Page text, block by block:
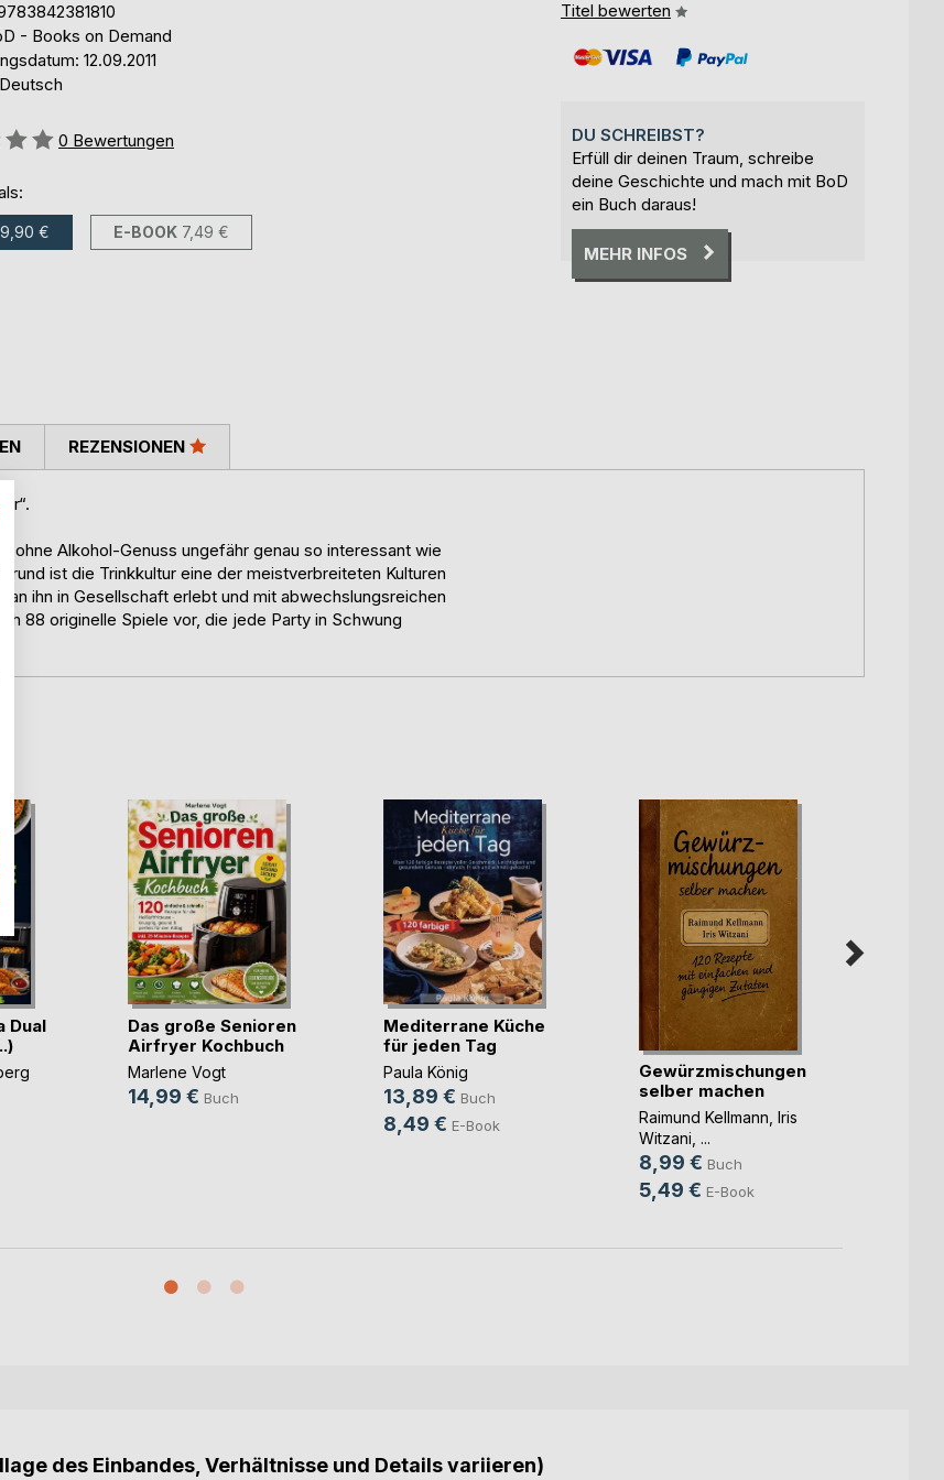
- Books on Demand
12.09.2011
0 Bewertungen
9,90 € E-BOOK 7,49 €
Titel bewerten
DU SCHREIBST?
Erfüll dir deinen Traum, schreibe
deine Geschichte und mach mit BoD
ein Buch daraus!
MEHR INFOS
ohne Alkohol-Genuss ungefähr genau so interessant wie
ist die Trinkkultur eine der meistverbreiteten Kulturen
ihn in Gesellschaft erlebt und mit abwechslungsreichen
88 originelle Spiele vor, die jede Party in Schwung
REZENSIONEN
Dual
Das große Senioren
Airfryer Kochbuch
Marlene Vogt
14,99 € Buch
Mediterrane Küche
für jeden Tag
Paula König
13,89 € Buch
8,49 € E-Book
Gewürzmischungen
selber machen
Raimund Kellmann Iris
Witzani , ...
8,99 € Buch
5,49 € E-Book
des Einbandes, Verhältnisse und Details variieren)